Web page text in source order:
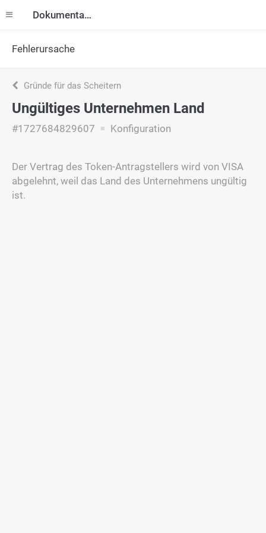
Dokumentation
Fehlerursache
Gründe für das Scheitern
Ungültiges Unternehmen Land
#1727684829607 Konfiguration
Der Vertrag des Token-Antragstellers wird von VISA
abgelehnt, weil das Land des Unternehmens ungültig
ist.